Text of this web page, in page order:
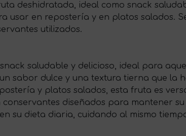
deshidratada, ideal como snack
usar en repostería y en platos salados.
utilizados.
saludable y delicioso, ideal para
sabor dulce y una textura tierna que la
y platos salados, esta fruta es
diseñados para mantener
su dieta diaria, cuidando al mismo